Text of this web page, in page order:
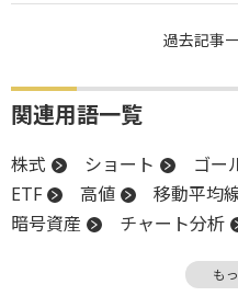
過去記事
関連用語一覧
株式 ショート ゴー
ETF
高値 移動平均
暗号資産
チャート分析
安値 も